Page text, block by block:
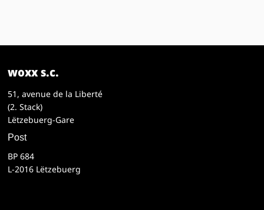
woxx s.c.
51, avenue de la Liberté
(2. Stack)
Lëtzebuerg-Gare
Post
BP 684
L-2016 Lëtzebuerg